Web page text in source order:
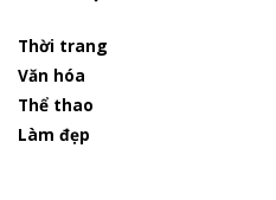
Thời trang
Văn hóa
Thể thao
Làm đẹp